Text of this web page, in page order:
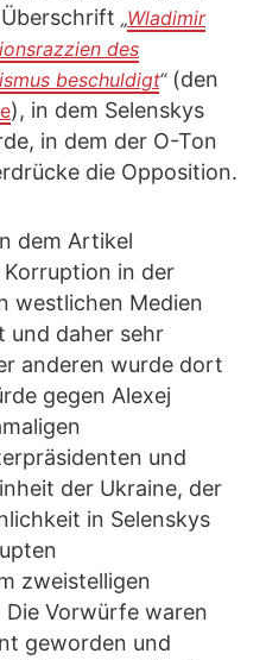
„Wladimir
des
beschuldigt“(den
), in dem Selenskys
in dem der O-Ton
die Opposition.
dem Artikel
in der
westlichen Medien
und daher sehr
anderen wurde dort
gegen Alexej
und
der Ukraine, der
in Selenskys
zweistelligen
Vorwürfe waren
geworden und